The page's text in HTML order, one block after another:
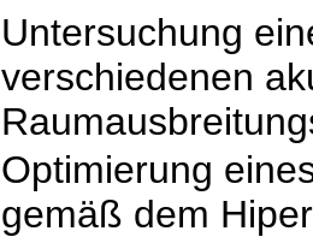
Untersuchung
verschiedenen
Optimierung
gemäß dem